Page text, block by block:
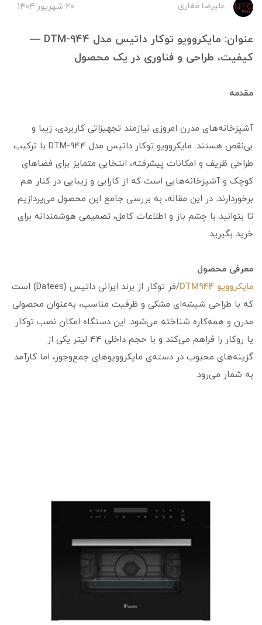
علیرضا مغاری 20 شهریور 1404
عنوان: مایکروویو توکار داتیس مدل DTM-944 —
کیفیت، طراحی و فناوری در یک محصول
مقدمه
آشپزخانه‌های مدرن امروزی نیازمند تجهیزاتی کاربردی، زیبا و
بی‌نقص هستند. مایکروویو توکار داتیس مدل DTM-944 با ترکیب
طراحی ظریف و امکانات پیشرفته، انتخابی متمایز برای فضاهای
کوچک و آشپزخانه‌هایی است که از کارایی و زیبایی در کنار هم
برخوردارند. در این مقاله، به بررسی جامع این محصول می‌پردازیم
تا بتوانید با چشم باز و اطلاعات کامل، تصمیمی هوشمندانه برای
خرید بگیرید.
معرفی محصول
مایکروویو DTM944
/فر توکار از برند ایرانی داتیس (Datees) است
که با طراحی شیشه‌ای مشکی و ظرفیت مناسب، به‌عنوان محصولی
مدرن و همه‌کاره شناخته می‌شود. این دستگاه امکان نصب توکار
یا روکار را فراهم می‌کند و با حجم داخلی 44 لیتر یکی از
گزینه‌های محبوب در دسته‌ی مایکروویوهای جمع‌وجور، اما کارآمد
به شمار می‌رود.